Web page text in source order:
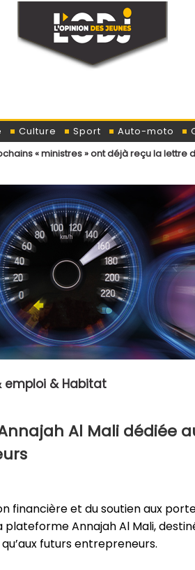
Culture Sport Auto-moto
» ont déjà reçu la lettre de cadrage
emploi & Habitat
Al Mali dédiée
financière et du soutien aux
Annajah Al Mali,
futurs entrepreneurs.